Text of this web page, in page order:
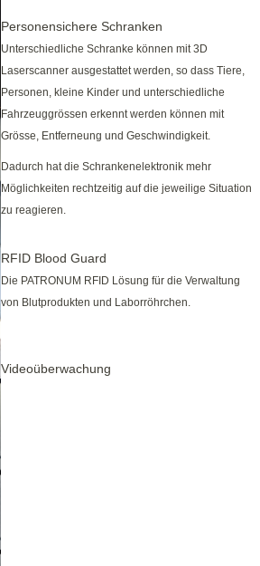
Personensichere Schranken
Unterschiedliche Schranke können mit 3D
Laserscanner ausgestattet werden, so dass Tiere,
Personen, kleine Kinder und unterschiedliche
Fahrzeuggrössen erkennt werden können mit
Grösse, Entferneung und Geschwindigkeit.
Dadurch hat die Schrankenelektronik mehr
Möglichkeiten rechtzeitig auf die jeweilige Situation
zu reagieren.
RFID Blood Guard
Die PATRONUM RFID Lösung für die Verwaltung
von Blutprodukten und Laborröhrchen.
Videoüberwachung